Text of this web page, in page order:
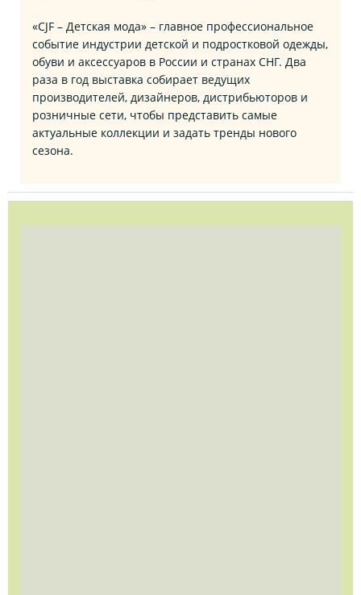
«CJF – Детская мода» – главное профессиональное
событие индустрии детской и подростковой одежды,
обуви и аксессуаров в России и странах СНГ. Два
раза в год выставка собирает ведущих
производителей, дизайнеров, дистрибьюторов и
розничные сети, чтобы представить самые
актуальные коллекции и задать тренды нового
сезона.